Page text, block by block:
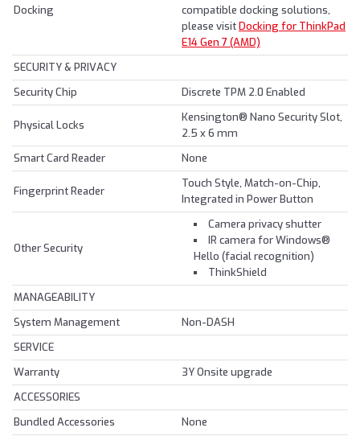
Docking
compatible docking solutions,
please visitDocking for ThinkPad
E14 Gen 7 (AMD)
SECURITY & PRIVACY
Security Chip
Discrete TPM 2.0 Enabled
Physical Locks
Kensington® Nano Security Slot,
2.5 x 6 mm
Smart Card Reader
None
Fingerprint Reader
Touch Style, Match-on-Chip,
Integrated in Power Button
Other Security
Camera privacy shutter
IR camera for Windows®
Hello (facial recognition)
ThinkShield
MANAGEABILITY
System Management
Non-DASH
SERVICE
Warranty
3Y Onsite upgrade
ACCESSORIES
Bundled Accessories
None